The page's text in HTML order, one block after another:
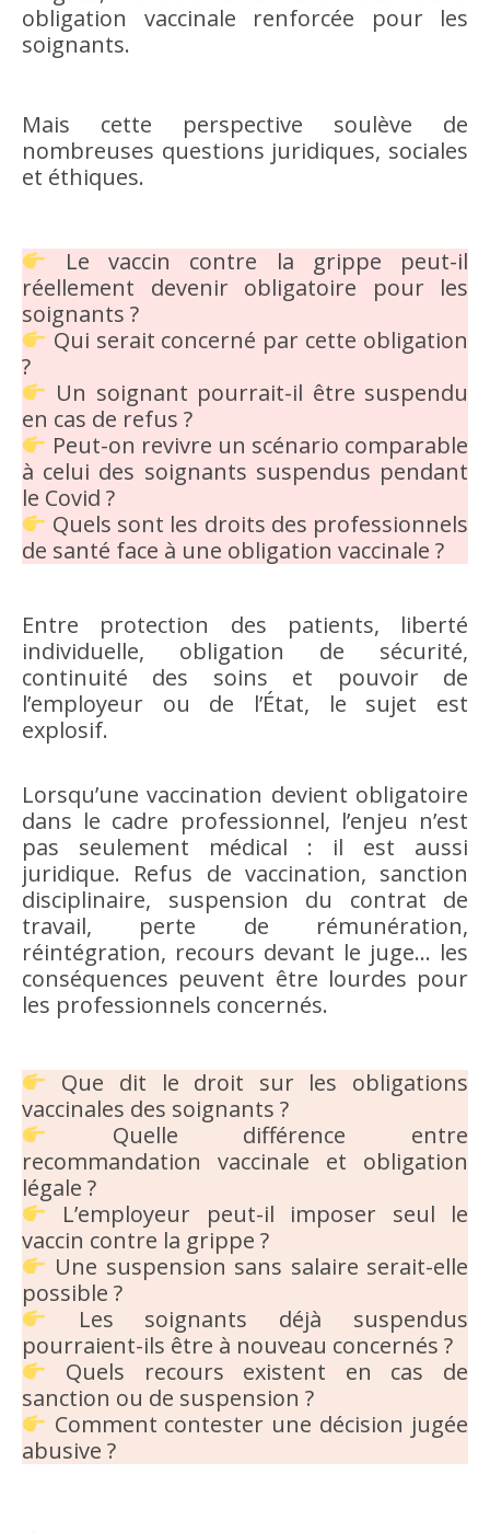
obligation vaccinale renforcée pour les
soignants.
Mais cette perspective soulève de
nombreuses questions juridiques, sociales
et éthiques.
Le vaccin contre la grippe peut-il
réellement devenir obligatoire pour les
soignants ?
Qui serait concerné par cette obligation
?
Un soignant pourrait-il être suspendu
en cas de refus ?
Peut-on revivre un scénario comparable
à celui des soignants suspendus pendant
le Covid ?
Quels sont les droits des professionnels
de santé face à une obligation vaccinale ?
Entre protection des patients, liberté
individuelle, obligation de sécurité,
continuité des soins et pouvoir de
l’employeur ou de l’État, le sujet est
explosif.
Lorsqu’une vaccination devient obligatoire
dans le cadre professionnel, l’enjeu n’est
pas seulement médical : il est aussi
juridique. Refus de vaccination, sanction
disciplinaire, suspension du contrat de
travail, perte de rémunération,
réintégration, recours devant le juge… les
conséquences peuvent être lourdes pour
les professionnels concernés.
Que dit le droit sur les obligations
vaccinales des soignants ?
Quelle différence entre
recommandation vaccinale et obligation
légale ?
L’employeur peut-il imposer seul le
vaccin contre la grippe ?
Une suspension sans salaire serait-elle
possible ?
Les soignants déjà suspendus
pourraient-ils être à nouveau concernés ?
Quels recours existent en cas de
sanction ou de suspension ?
Comment contester une décision jugée
abusive ?